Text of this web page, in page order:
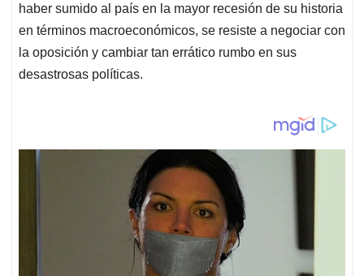
haber sumido al país en la mayor recesión de su historia
en términos macroeconómicos, se resiste a negociar con
la oposición y cambiar tan errático rumbo en sus
desastrosas políticas.